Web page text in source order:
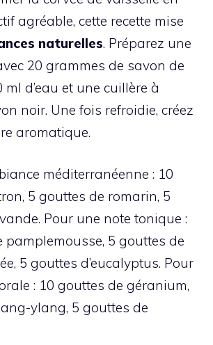
agréable, cette recette mise
naturelles. Préparez une
20 grammes de savon de
ml d’eau et une cuillère à
noir. Une fois refroidie, créez
aromatique.
méditerranéenne : 10
5 gouttes de romarin, 5
Pour une note tonique :
pamplemousse, 5 gouttes de
5 gouttes d’eucalyptus. Pour
: 10 gouttes de géranium,
ylang, 5 gouttes de